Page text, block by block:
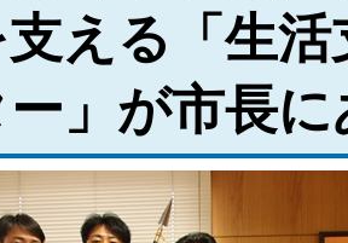
える「生
」が市長